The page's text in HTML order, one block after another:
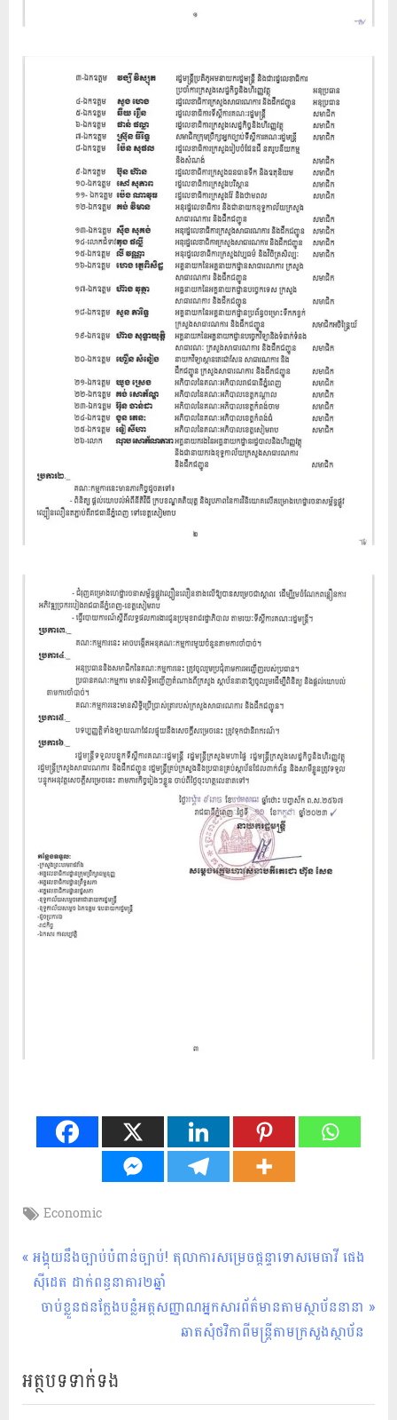
សេដ្ឋកិច្ចTags:
Economic
Post
navigation
P
r
o
u
អង្គុយនឹងច្បាប់បំពាន់ច្បាប់! តុលាការសម្រេចផ្តន្ទាទោសមេធាវី ផេង
ស៊ីដេត ដាក់ពន្ធនាគារ២ឆ្នាំ
N
t
P
ចាប់ខ្លួនជនក្លែងបន្លំអត្តសញ្ញាណអ្នកសារព័ត៌មានតាមស្ថាប័ននានា
ឆាតសុំថវិកាពីមន្ដ្រីតាមក្រសួងស្ថាប័ន
អត្ថបទទាក់ទង